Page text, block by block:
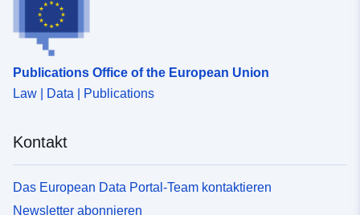
Publications Office of the European Union
Law | Data | Publications
Kontakt
Das European Data Portal-Team kontaktieren
Newsletter abonnieren